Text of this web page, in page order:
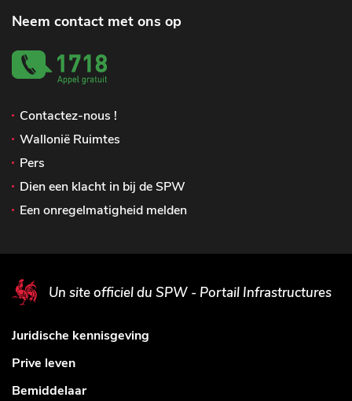
Neem contact met ons op
Contactez-nous !
Wallonië Ruimtes
Pers
Dien een klacht in bij de SPW
Een onregelmatigheid melden
Un site officiel du SPW - Portail Infrastructures
Juridische kennisgeving
Prive leven
Bemiddelaar